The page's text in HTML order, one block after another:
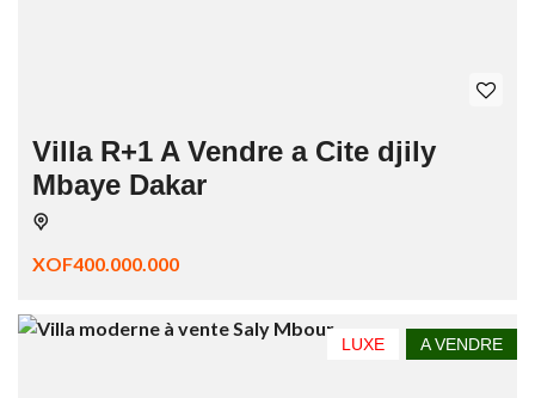
Villa R+1 A Vendre a Cite djily
Mbaye Dakar
XOF400.000.000
A VENDRE
LUXE